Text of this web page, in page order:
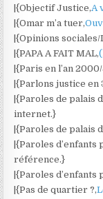
|{Objectif Justice,A
|{Omar m’a tuer,
|{Opinions
|{PAPA A FAIT MAL,
|{Paris en l’an
|{Parlons justice en
|{Paroles de palais
internet.}
|{Paroles de palais
|{Paroles d’enfants
référence.}
|{Paroles d’enfants
|{Pas de quartier ?,